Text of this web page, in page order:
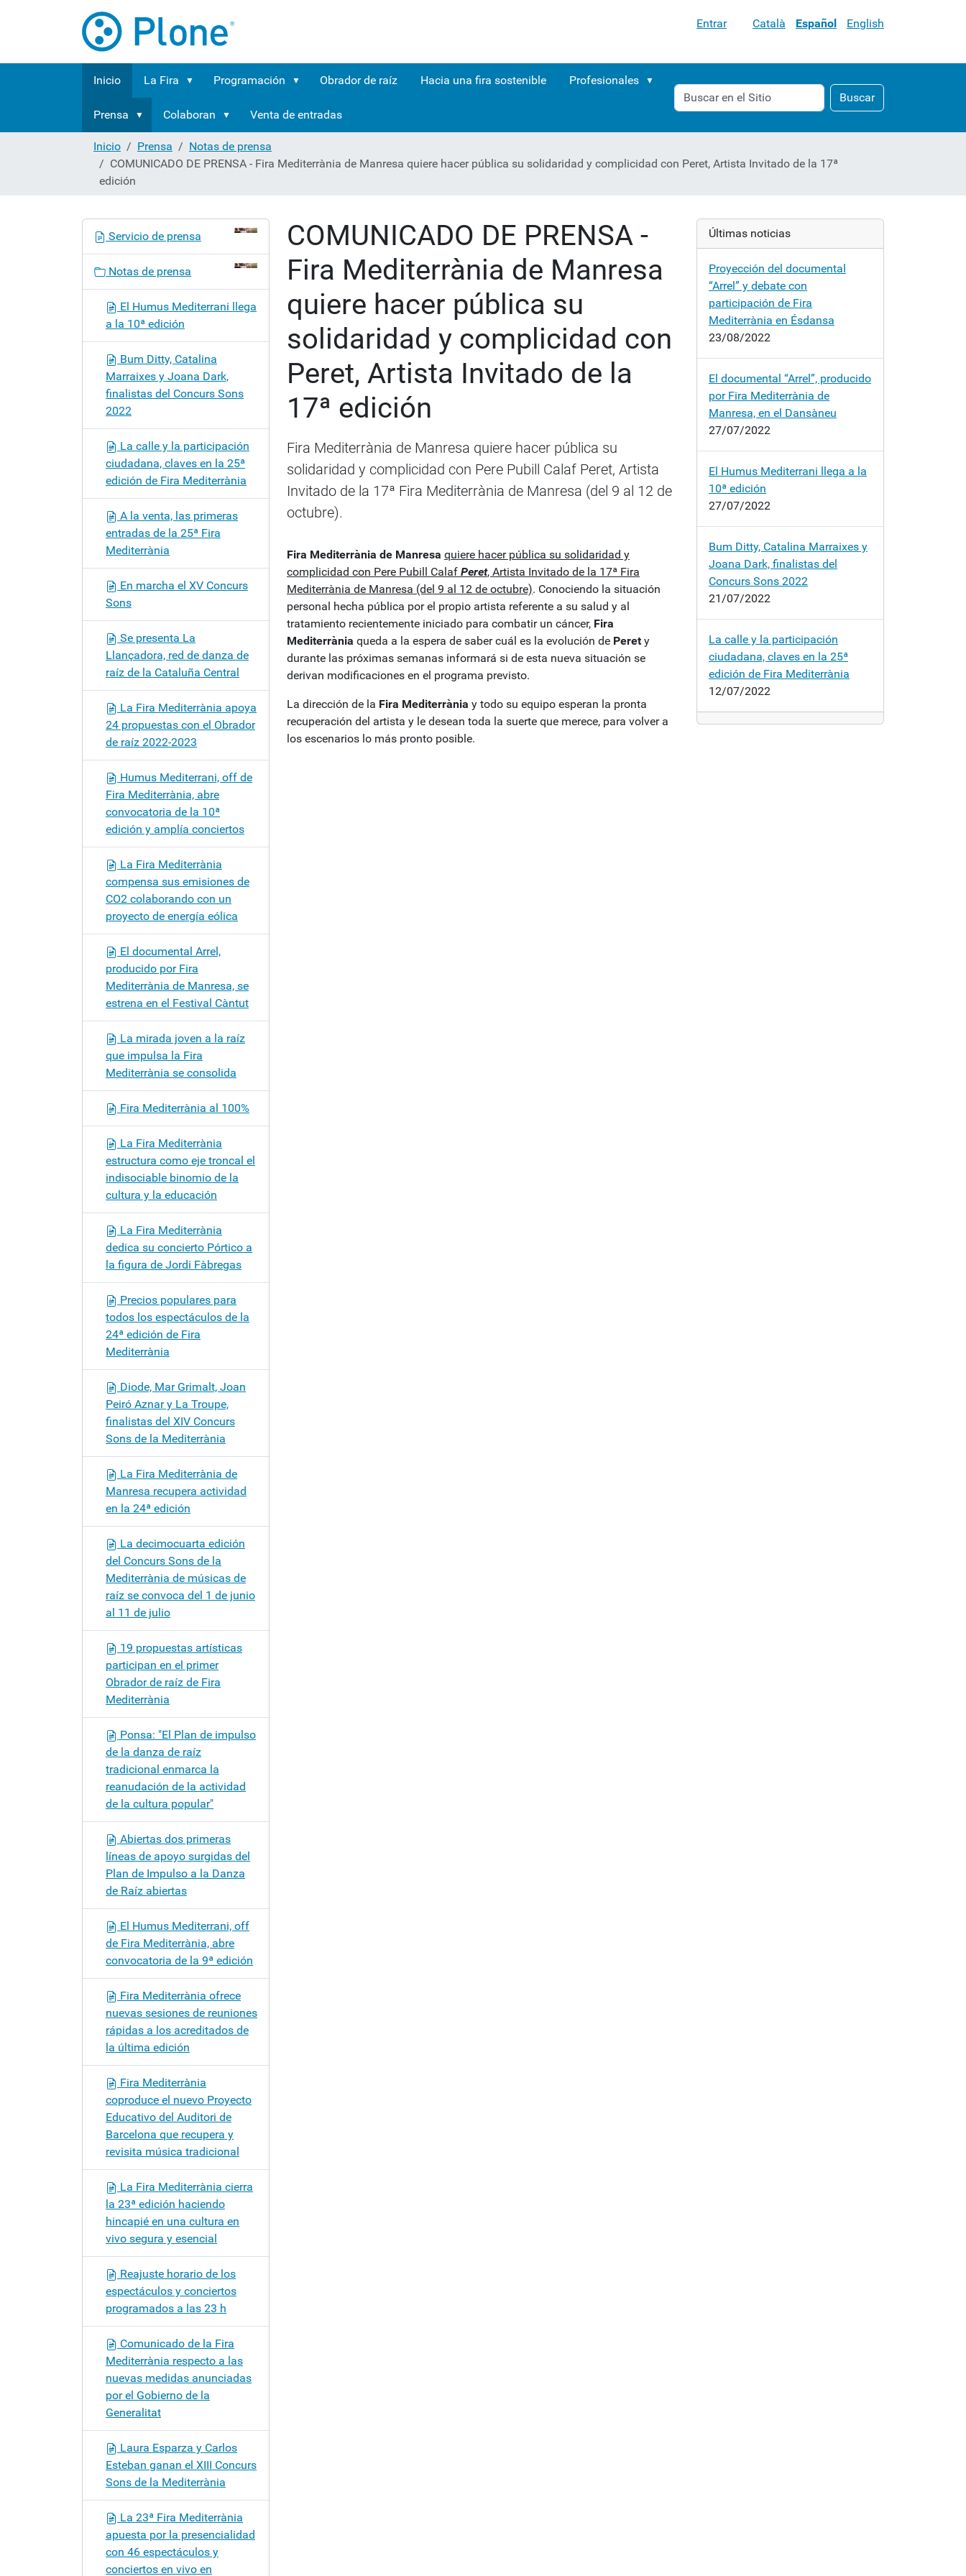
Entrar Català Español English
Inicio La Fira Programación Obrador de raíz Hacia una fira sostenible Profesionales
Prensa Colaboran Venta de entradas
Buscar Buscar
Búsqueda
Avanzada…
Inicio Prensa
Notas de prensa
COMUNICADO DE PRENSA - Fira Mediterrània de Manresa quiere hacer pública su solidaridad y complicidad con Peret, Artista Invitado de la 17ª
edición
COMUNICADO DE PRENSA -
Fira Mediterrània de Manresa
quiere hacer pública su
solidaridad y complicidad con
Peret, Artista Invitado de la
17ª edición
Fira Mediterrània de Manresa quiere hacer pública su
solidaridad y complicidad con Pere Pubill Calaf Peret, Artista
Invitado de la 17ª Fira Mediterrània de Manresa (del 9 al 12 de
octubre).
Fira Mediterrània de Manresa quiere hacerpública su solidaridad y
complicidad con Pere Pubill Calaf Peret, Artista Invitado de la 17ª Fira
Mediterrània de Manresa (del 9 al 12 de octubre). Conociendo la situación
personal hecha pública por el propio artista referente a su salud y al
tratamiento recientemente iniciado para combatir un cáncer, Fira
Mediterrània queda a la espera de saber cuál es la evolución de Peret y
durante las próximas semanas informará si de esta nueva situación se
derivan modificaciones en el programa previsto.
La dirección de la Fira Mediterrània y todo su equipo esperan la pronta
recuperación del artista y le desean toda la suerte que merece, para volver a
los escenarios lo más pronto posible.
Servicio de prensa
Notas de prensa
El Humus Mediterrani llega
a la 10ª edición
Bum Ditty, Catalina
Marraixes y Joana Dark,
finalistas del Concurs Sons
2022
La calle y la participación
ciudadana, claves en la 25ª
edición de Fira Mediterrània
A la venta, las primeras
entradas de la 25ª Fira
Mediterrània
En marcha el XV Concurs
Sons
Se presenta La
Llançadora, red de danza de
raíz de la Cataluña Central
La Fira Mediterrània apoya
24 propuestas con el Obrador
de raíz 2022-2023
Humus Mediterrani, off de
Fira Mediterrània, abre
convocatoria de la 10ª
edición y amplía conciertos
La Fira Mediterrània
compensa sus emisiones de
CO2 colaborando con un
proyecto de energía eólica
El documental Arrel,
producido por Fira
Mediterrània de Manresa, se
estrena en el Festival Càntut
La mirada joven a la raíz
que impulsa la Fira
Mediterrània se consolida
Fira Mediterrània al 100%
La Fira Mediterrània
estructura como eje troncal el
indisociable binomio de la
cultura y la educación
La Fira Mediterrània
dedica su concierto Pórtico a
la figura de Jordi Fàbregas
Precios populares para
todos los espectáculos de la
24ª edición de Fira
Mediterrània
Diode, Mar Grimalt, Joan
Peiró Aznar y La Troupe,
finalistas del XIV Concurs
Sons de la Mediterrània
La Fira Mediterrània de
Manresa recupera actividad
en la 24ª edición
La decimocuarta edición
del Concurs Sons de la
Mediterrània de músicas de
raíz se convoca del 1 de junio
al 11 de julio
19 propuestas artísticas
participan en el primer
Obrador de raíz de Fira
Mediterrània
Ponsa: "El Plan de impulso
de la danza de raíz
tradicional enmarca la
reanudación de la actividad
de la cultura popular"
Abiertas dos primeras
líneas de apoyo surgidas del
Plan de Impulso a la Danza
de Raíz abiertas
El Humus Mediterrani, off
de Fira Mediterrània, abre
convocatoria de la 9ª edición
Fira Mediterrània ofrece
nuevas sesiones de reuniones
rápidas a los acreditados de
la última edición
Fira Mediterrània
coproduce el nuevo Proyecto
Educativo del Auditori de
Barcelona que recupera y
revisita música tradicional
La Fira Mediterrània cierra
la 23ª edición haciendo
hincapié en una cultura en
vivo segura y esencial
Reajuste horario de los
espectáculos y conciertos
programados a las 23 h
Comunicado de la Fira
Mediterrània respecto a las
nuevas medidas anunciadas
por el Gobierno de la
Generalitat
Laura Esparza y Carlos
Esteban ganan el XIII Concurs
Sons de la Mediterrània
La 23ª Fira Mediterrània
apuesta por la presencialidad
con 46 espectáculos y
conciertos en vivo en
Últimas noticias
Proyección del documental
“Arrel” y debate con
participación de Fira
Mediterrània en Ésdansa
23/08/2022
El documental “Arrel”, producido
por Fira Mediterrània de
Manresa, en el Dansàneu
27/07/2022
El Humus Mediterrani llega a la
10ª edición
27/07/2022
Bum Ditty, Catalina Marraixes y
Joana Dark, finalistas del
Concurs Sons 2022
21/07/2022
La calle y la participación
ciudadana, claves en la 25ª
edición de Fira Mediterrània
12/07/2022